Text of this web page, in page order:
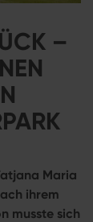
–
Maria
ihrem
musste sich